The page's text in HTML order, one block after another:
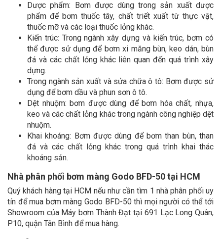
Dược phẩm: Bơm được dùng trong sản xuất dược
phẩm để bơm thuốc tây, chất triết xuất từ thực vật,
thuốc mỡ và các loại thuốc lỏng khác.
Kiến trúc: Trong ngành xây dựng và kiến trúc, bơm có
thể được sử dụng để bơm xi măng bùn, keo dán, bùn
đá và các chất lỏng khác liên quan đến quá trình xây
dựng.
Trong ngành sản xuất và sửa chữa ô tô: Bơm được sử
dụng để bơm dầu và phun sơn ô tô.
Dệt nhuộm: bơm được dùng để bơm hóa chất, nhựa,
keo và các chất lỏng khác trong ngành công nghiệp dệt
nhuộm.
Khai khoáng: Bơm được dùng để bơm than bùn, than
đá và các chất lỏng khác trong quá trình khai thác
khoáng sản.
Nhà phân phối bơm màng Godo BFD-50 tại HCM
Quý khách hàng tại HCM nếu như cần tìm 1 nhà phân phối uy
tín để mua bơm màng Godo BFD-50 thì mọi người có thể tới
Showroom của Máy bơm Thành Đạt tại 691 Lạc Long Quân,
P10, quận Tân Bình để mua hàng.